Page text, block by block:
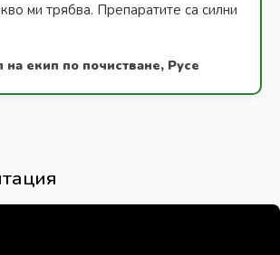
ми трябва. Препаратите са силни
екип по почистване, Русе